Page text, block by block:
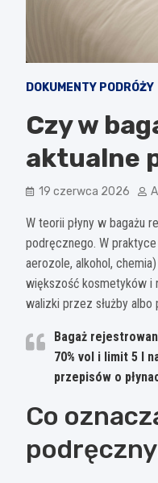
DOKUMENTY PODRÓŻY
Czy w
aktualne
19 czerwca 2026
W teorii płyny w bagażu
podręcznego. W
aerozole, alkohol,
większość kosmetyków i
walizki przez służby
Bagaż
70% vol i limit 5 l
przepisów o
Co